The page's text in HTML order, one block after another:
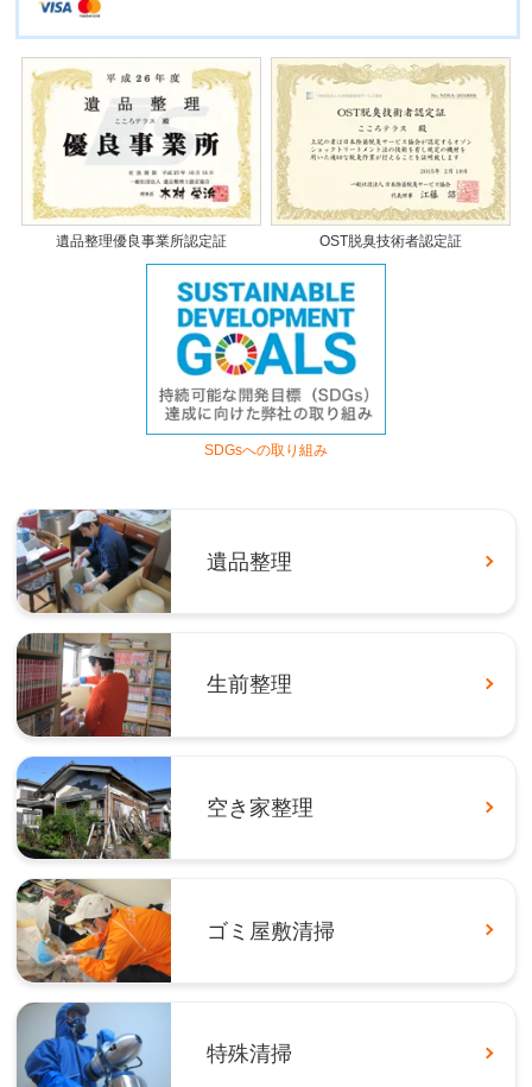
遺品整理優良事業所認定証 OST脱臭技術者認定証
SDGsへの取り組み
遺品整理
生前整理
空き家整理
ゴミ屋敷清掃
特殊清掃